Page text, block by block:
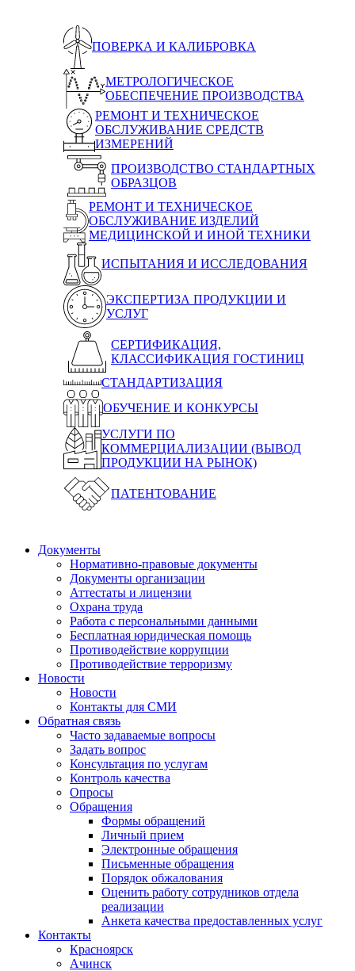
ПОВЕРКА И КАЛИБРОВКА
МЕТРОЛОГИЧЕСКОЕ
ОБЕСПЕЧЕНИЕ ПРОИЗВОДСТВА
РЕМОНТ И ТЕХНИЧЕСКОЕ
ОБСЛУЖИВАНИЕ СРЕДСТВ
ИЗМЕРЕНИЙ
ПРОИЗВОДСТВО СТАНДАРТНЫХ
ОБРАЗЦОВ
РЕМОНТ И ТЕХНИЧЕСКОЕ
ОБСЛУЖИВАНИЕ ИЗДЕЛИЙ
МЕДИЦИНСКОЙ И ИНОЙ ТЕХНИКИ
ИСПЫТАНИЯ И ИССЛЕДОВАНИЯ
ЭКСПЕРТИЗА ПРОДУКЦИИ И
УСЛУГ
СЕРТИФИКАЦИЯ,
КЛАССИФИКАЦИЯ ГОСТИНИЦ
СТАНДАРТИЗАЦИЯ
ОБУЧЕНИЕ И КОНКУРСЫ
УСЛУГИ ПО
КОММЕРЦИАЛИЗАЦИИ (ВЫВОД
ПРОДУКЦИИ НА РЫНОК)
ПАТЕНТОВАНИЕ
Документы
Нормативно-правовые документы
Документы организации
Аттестаты и лицензии
Охрана труда
Работа с персональными данными
Бесплатная юридическая помощь
Противодействие коррупции
Противодействие терроризму
Новости
Новости
Контакты для СМИ
Обратная связь
Часто задаваемые вопросы
Задать вопрос
Консультация по услугам
Контроль качества
Опросы
Обращения
Формы обращений
Личный прием
Электронные обращения
Письменные обращения
Порядок обжалования
Оценить работу сотрудников отдела
реализации
Анкета качества предоставленных услуг
Контакты
Красноярск
Ачинск